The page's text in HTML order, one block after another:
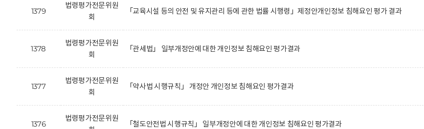
1379
법령평가전문위원
회
「교육시설 등의 안전 및 유지관리 등에 관한 법률 시행령」제정안개인정보 침해요인 평가 결과
1378
법령평가전문위원
회
「관세법」 일부개정안에 대한 개인정보 침해요인 평가결과
1377
법령평가전문위원
회
「약사법 시행규칙」 개정안 개인정보 침해요인 평가결과
1376
법령평가전문위원
「철도안전법 시행규칙」 일부개정안에 대한 개인정보 침해요인 평가결과